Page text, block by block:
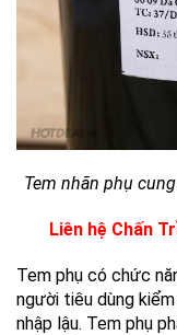
Tem nhãn phụ
Liên hệ Chấn
Tem phụ có chức
người tiêu dùng
nhập lậu. Tem phụ